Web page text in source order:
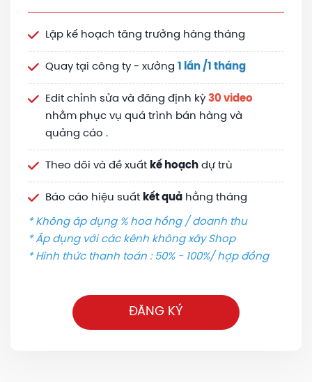
Lập kế hoạch tăng trưởng hàng tháng
Quay tại công ty - xưởng 1 lần /1 tháng
Edit chỉnh sửa và đăng định kỳ 30 video
nhằm phục vụ quá trình bán hàng và
quảng cáo .
Theo dõi và đề xuất kế hoạch dự trù
Báo cáo hiệu suất kết quả hằng tháng
* Không áp dụng % hoa hồng / doanh thu
* Áp dụng với các kênh không xây Shop
* Hình thức thanh toán : 50% - 100%/ hợp đồng
ĐĂNG KÝ